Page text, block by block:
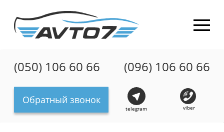
(050) 106 60 66 (096) 106 60 66
Обратный звонок
telegram viber